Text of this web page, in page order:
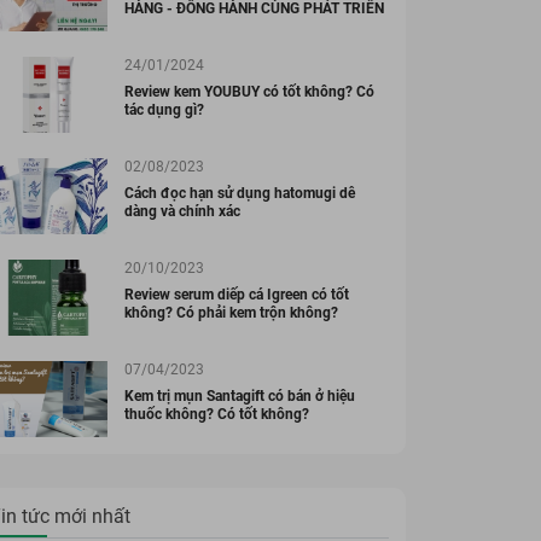
HÀNG - ĐỒNG HÀNH CÙNG PHÁT TRIỂN
24/01/2024
Review kem YOUBUY có tốt không? Có
tác dụng gì?
02/08/2023
Cách đọc hạn sử dụng hatomugi dễ
dàng và chính xác
20/10/2023
Review serum diếp cá Igreen có tốt
không? Có phải kem trộn không?
07/04/2023
Kem trị mụn Santagift có bán ở hiệu
thuốc không? Có tốt không?
tức mới nhất